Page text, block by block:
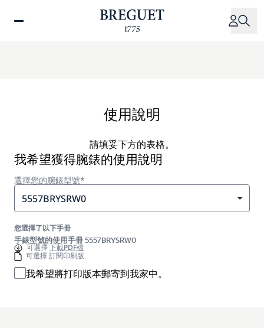
使用說明
請填妥下方的表格。
我希望獲得腕錶的使用說明
選擇您的腕錶型號*
5557BRYSRW0
您選擇了以下手冊
手錶型號的使用手冊 5557BRYSRW0
可選擇下載PDF檔
可選擇 訂閱印刷版
我希望將打印版本郵寄到我家中。